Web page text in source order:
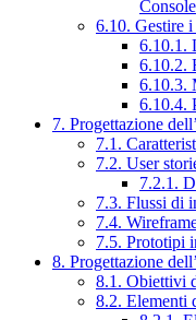
Console
6.10. Gestire
6.10.1.
6.10.2.
6.10.3.
6.10.4.
7. Progettazione
7.1.
7.2. User
7.2.1.
7.3. Flussi di
7.4.
7.5. Prototipi
8. Progettazione
8.1. Obiettivi
8.2. Elementi